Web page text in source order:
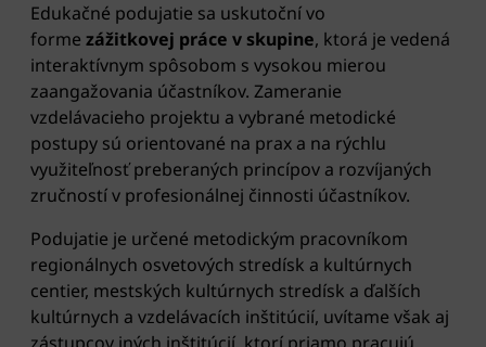
Edukačné podujatie sa uskutoční vo
forme zážitkovej práce v skupine, ktorá je vedená
interaktívnym spôsobom s vysokou mierou
zaangažovania účastníkov. Zameranie
vzdelávacieho projektu a vybrané metodické
postupy sú orientované na prax a na rýchlu
využiteľnosť preberaných princípov a rozvíjaných
zručností v profesionálnej činnosti účastníkov.
Podujatie je určené metodickým pracovníkom
regionálnych osvetových stredísk a kultúrnych
centier, mestských kultúrnych stredísk a ďalších
kultúrnych a vzdelávacích inštitúcií, uvítame však aj